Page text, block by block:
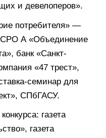
и девелоперов».
потребителя» —
СРО А «Объединение
банк «Санкт-
«47 трест»,
семинар для
СПбГАСУ.
газета
газета